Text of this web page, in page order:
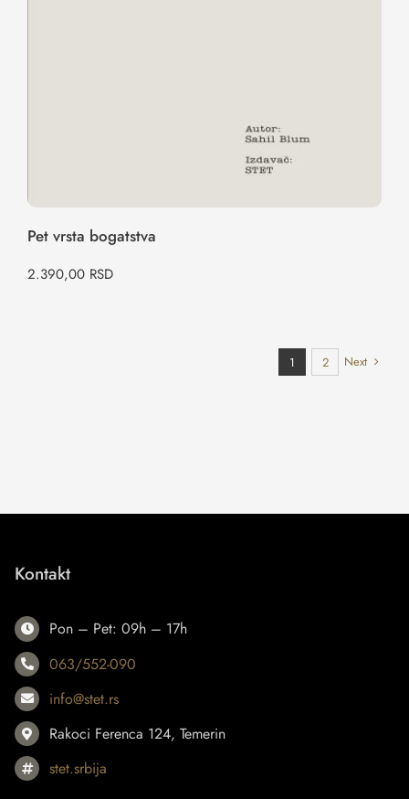
Pet vrsta bogatstva
2.390,00 RSD
1 2 Next
Kontakt
Pon – Pet: 09h – 17h
063/552-090
info@stet.rs
Rakoci Ferenca 124, Temerin
stet.srbija